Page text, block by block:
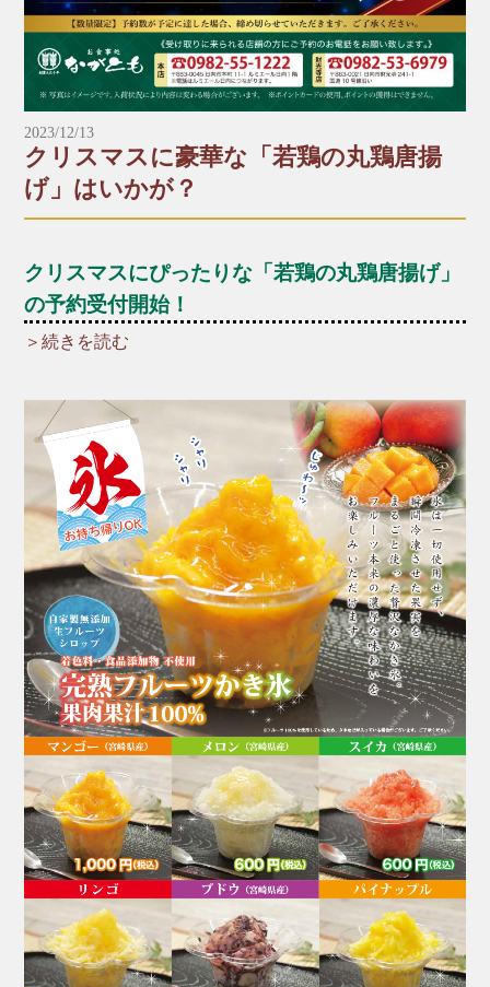
〒883-0045日向市本町11-1 ルミエール日向1階
※電話はルミエール日向につながります。
■財光寺店
☎︎0982-53-6979
〒883-0021日向市財光寺242-1
国道10号線沿い
2023/12/13
クリスマスに豪華な「若鶏の丸鶏唐揚
げ」はいかが？
クリスマスにぴったりな「若鶏の丸鶏唐揚げ」
の予約受付開始！
クリスマスパーティーの主役に、厳選した新鮮な若
鶏を一羽丸ごと贅沢に使った「若鶏の丸鶏唐揚げ」
はいかがですか？
ご家族やお友達、大切な人との特別な時間にどうぞ♪
*+:*+:*+:【予約受付中メニュー】*+:*+:*+:
▶︎若鶏の丸鶏唐揚げ（数量限定）
一羽：1430円（税込）
半身：830円（税込）
※予約数が予定に達した場合、締め切らせていただ
きます。ご了承ください。
*～:+:～*～:+:～*～*～:+:～*～:+:～*～
＼受け取りに来られる店舗にお電話でご予約をお願
い致します。／
■本店
☎︎0982-55-1222
〒883-0045日向市本町11-1 ルミエール日向1階
※電話はルミエール日向につながります。
＞続きを読む